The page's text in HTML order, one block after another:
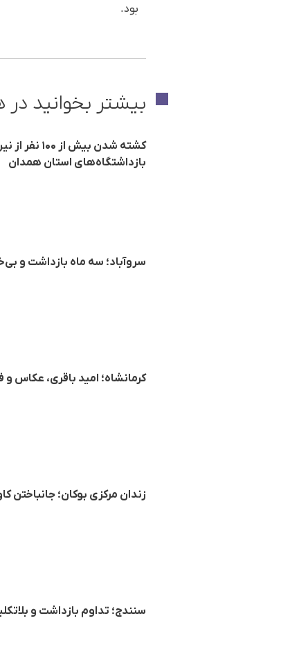
بود.
بیشتر بخوانید
کشته شدن
بازداشتگاه‌های استان همدان
سروآباد؛ سه ماه بازداشت و
کرمانشاه؛ امید باقری، عکاس و
زندان مرکزی بوکان؛ جانباختن
سنندج؛ تداوم بازداشت و